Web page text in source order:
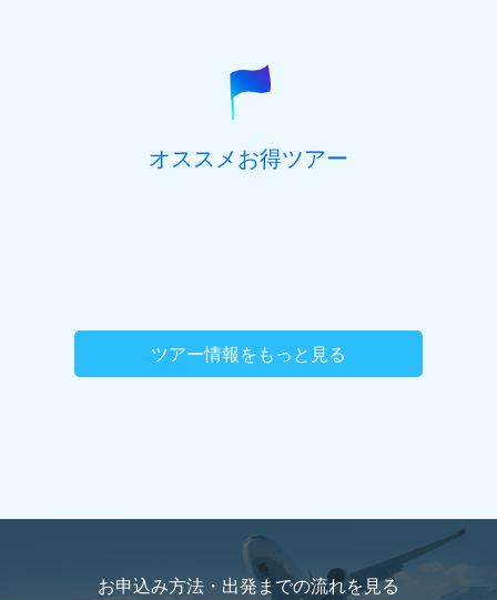
オススメお得ツアー
ツアー情報をもっと見る
お申込み方法・出発までの流れを見る